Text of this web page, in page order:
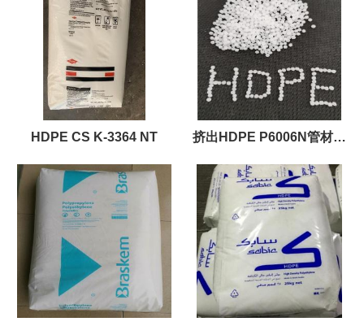
HDPE CS K-3364 NT 挤出HDPE P6006N管材应
用/软质管材/波纹管材料颗粒